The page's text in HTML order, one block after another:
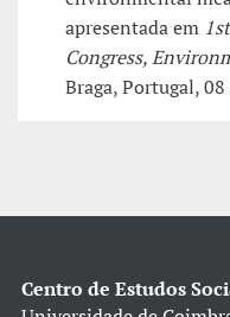
apresentada em
Congress,
Braga, Portugal,
Centro de Estudos